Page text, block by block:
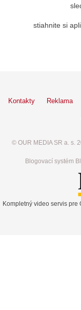
stiahnite si
Kontakty Reklama
© OUR MEDIA SR a. s.
Blogovací systém
Kompletný video servis pre